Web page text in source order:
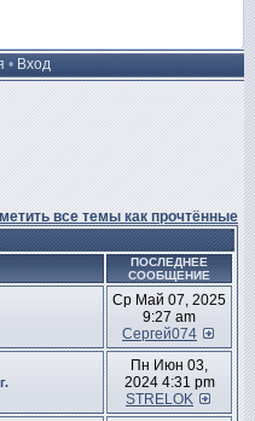
• Вход
все темы как прочтённые
ПОСЛЕДНЕЕ
СООБЩЕНИЕ
Ср Май 07, 2025
9:27 am
Сергей074
Пн Июн 03,
2024 4:31 pm
STRELOK